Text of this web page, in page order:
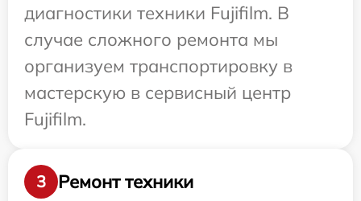
диагностики техники Fujifilm. В
случае сложного ремонта мы
организуем транспортировку в
мастерскую в сервисный центр
Fujifilm.
3 Ремонт техники